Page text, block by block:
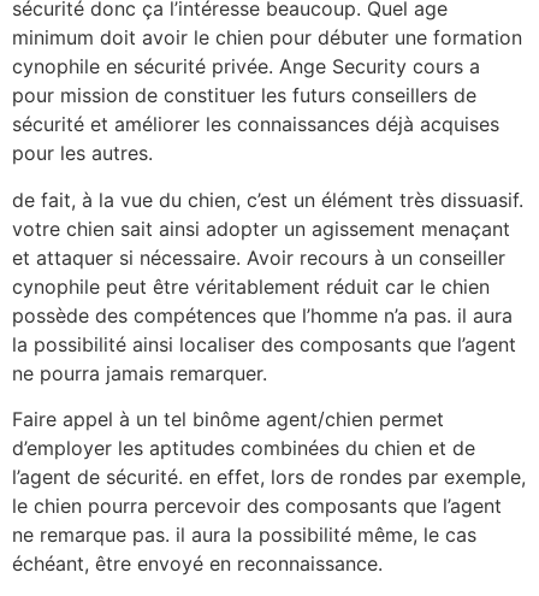
sécurité donc ça l’intéresse beaucoup. Quel age
minimum doit avoir le chien pour débuter une formation
cynophile en sécurité privée. Ange Security cours a
pour mission de constituer les futurs conseillers de
sécurité et améliorer les connaissances déjà acquises
pour les autres.
de fait, à la vue du chien, c’est un élément très dissuasif.
votre chien sait ainsi adopter un agissement menaçant
et attaquer si nécessaire. Avoir recours à un conseiller
cynophile peut être véritablement réduit car le chien
possède des compétences que l’homme n’a pas. il aura
la possibilité ainsi localiser des composants que l’agent
ne pourra jamais remarquer.
Faire appel à un tel binôme agent/chien permet
d’employer les aptitudes combinées du chien et de
l’agent de sécurité. en effet, lors de rondes par exemple,
le chien pourra percevoir des composants que l’agent
ne remarque pas. il aura la possibilité même, le cas
échéant, être envoyé en reconnaissance.